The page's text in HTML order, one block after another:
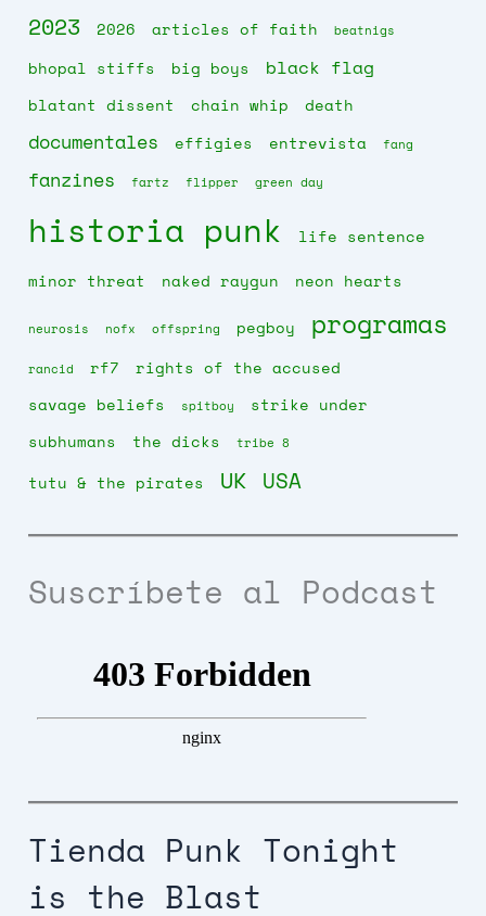
2023 2026 articles of faith beatnigs
bhopal stiffs big boys black flag
blatant dissent chain whip death
documentales effigies entrevista fang
fanzines fartz flipper green day
historia punk life sentence
minor threat naked raygun neon hearts
neurosis nofx offspring pegboy programas
rancid rf7
rights of the accused
savage beliefs
spitboy
strike under
subhumans
the dicks tribe 8
tutu & the pirates UK USA
Suscríbete al Podcast
Tienda Punk Tonight
is the Blast